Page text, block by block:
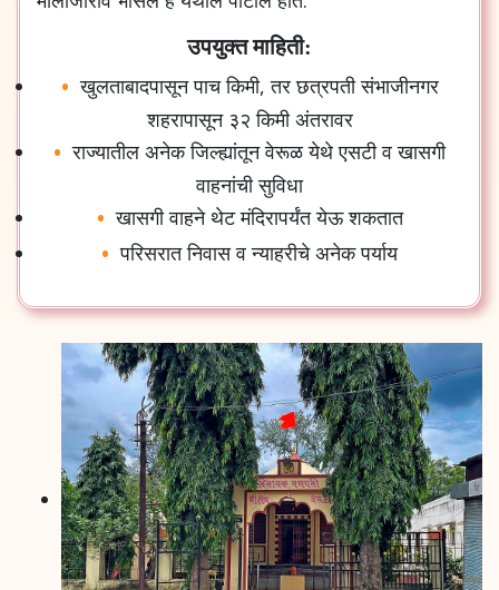
उपयुक्त माहिती:
खुलताबादपासून पाच किमी,तर छत्रपती संभाजीनगर
शहरापासून ३२ किमी अंतरावर
राज्यातील अनेक जिल्ह्यांतून वेरूळ येथे एसटी व खासगी
वाहनांची सुविधा
खासगी वाहने थेट मंदिरापर्यंत येऊ शकतात
परिसरात निवास व न्याहरीचे अनेक पर्याय